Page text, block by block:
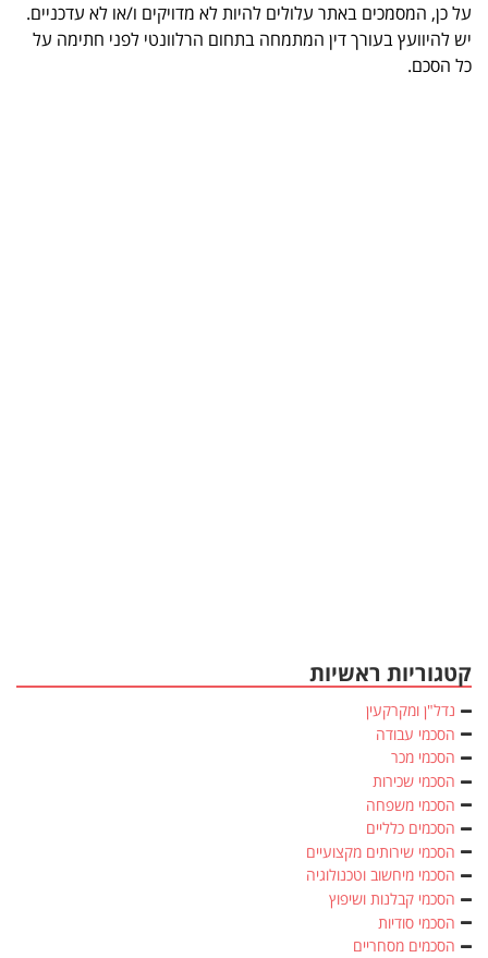
על כן, המסמכים באתר עלולים להיות לא מדויקים ו/או לא עדכניים.
יש להיוועץ בעורך דין המתמחה בתחום הרלוונטי לפני חתימה על
כל הסכם.
קטגוריות ראשיות
נדל"ן ומקרקעין
הסכמי עבודה
הסכמי מכר
הסכמי שכירות
הסכמי משפחה
הסכמים כלליים
הסכמי שירותים מקצועיים
הסכמי מיחשוב וטכנולוגיה
הסכמי קבלנות ושיפוץ
הסכמי סודיות
הסכמים מסחריים